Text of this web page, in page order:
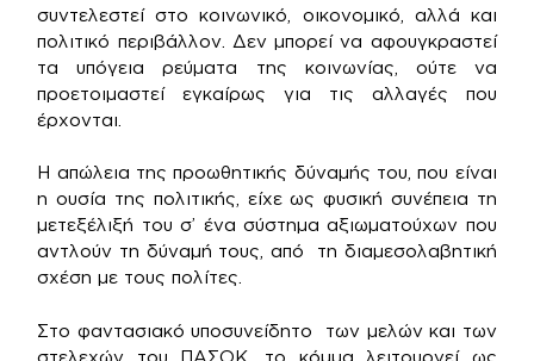
συντελεστεί στο κοινωνικό, οικονομικό, αλλά και
πολιτικό περιβάλλον. Δεν μπορεί να αφουγκραστεί
τα υπόγεια ρεύματα της κοινωνίας, ούτε να
προετοιμαστεί εγκαίρως για τις αλλαγές που
έρχονται.
Η απώλεια της προωθητικής δύναμής του, που είναι
η ουσία της πολιτικής, είχε ως φυσική συνέπεια τη
μετεξέλιξή του σ’ ένα σύστημα αξιωματούχων που
αντλούν τη δύναμή τους, από τη διαμεσολαβητική
σχέση με τους πολίτες.
Στο φαντασιακό υποσυνείδητο των μελών και των
στελεχών του ΠΑΣΟΚ, το κόμμα λειτουργεί ως